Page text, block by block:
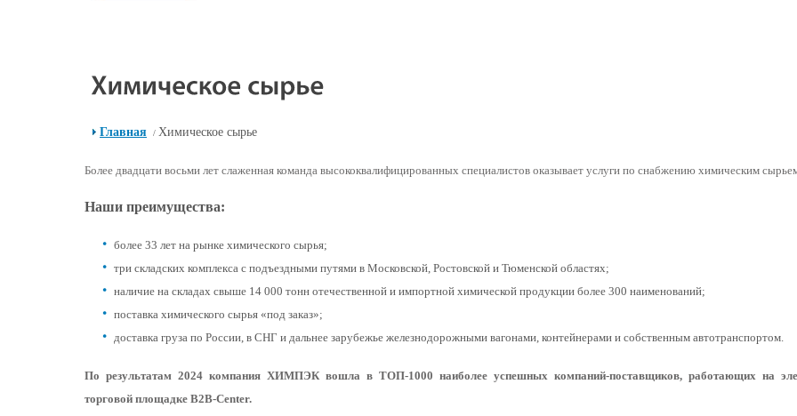
Главная / Химическое сырье
Более двадцати восьми лет слаженная команда высококвалифицированных специалистов оказывает услуги по снабжению химическим
Наши преимущества:
более 33 лет на рынке химического сырья;
три складских комплекса с подъездными путями в Московской, Ростовской и Тюменской областях;
наличие на складах свыше 14 000 тонн отечественной и импортной химической продукции более 300 наименований;
поставка химического сырья «под заказ»;
доставка груза по России, в СНГ и дальнее зарубежье железнодорожными вагонами, контейнерами и собственным автотранспортом.
По результатам 2024 компания ХИМПЭК вошла в ТОП-1000 наиболее успешных компаний-поставщиков, работающих на
торговой площадке B2B-Center.